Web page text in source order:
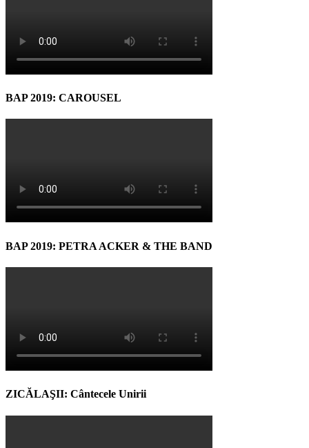
BAP 2019: CAROUSEL
BAP 2019: PETRA ACKER & THE BAND
ZICĂLAŞII: Cântecele Unirii